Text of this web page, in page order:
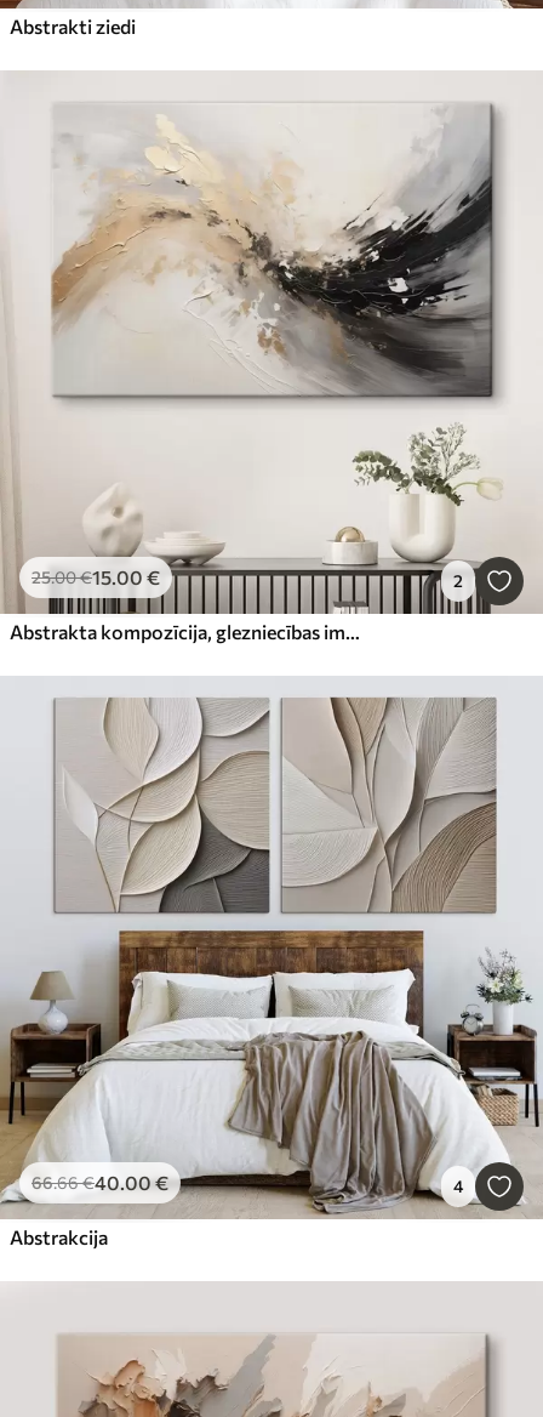
Abstrakti ziedi
25.00€15.00 € 2
Abstrakta kompozīcija, glezniecības imitācija
66.66€40.00€ 4
Abstrakcija